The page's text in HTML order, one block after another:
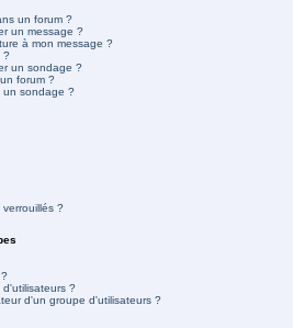
un forum ?
un message ?
à mon message ?
?
un sondage ?
forum ?
un sondage ?
?
?
d'un groupe d'utilisateurs ?